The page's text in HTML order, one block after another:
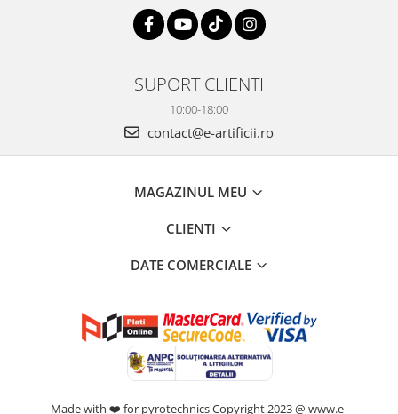
SUPORT CLIENTI
10:00-18:00
contact@e-artificii.ro
MAGAZINUL MEU
CLIENTI
DATE COMERCIALE
Made with ❤️ for pyrotechnics Copyright 2023 @ www.e-